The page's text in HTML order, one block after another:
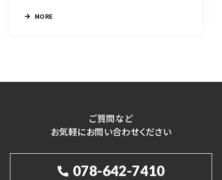
MORE
ご質問など
お気軽にお問い合わせください
078-642-7410